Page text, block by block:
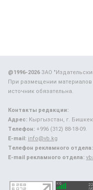
@1996-2026ЗАО
При размещении материалов
источник обязательна.
Контакты редакции:
Адрес: Кыргызстан, г.
Телефон: +996 (312) 88-18-09.
E-mail: info@vb.kg
Телефон рекламного отдела:
E-mail рекламного отдела: